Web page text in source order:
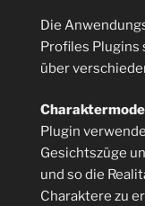
Die
Profiles Plugins
über
Plugin
Gesichtszüge
und so die
Charaktere zu